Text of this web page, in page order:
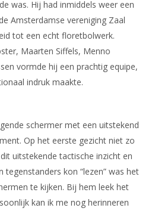
was. Hij had inmiddels weer een
Amsterdamse vereniging Zaal
tot een echt floretbolwerk.
Maarten Siffels, Menno
vormde hij een prachtig equipe,
indruk maakte.
schermer met een uitstekend
Op het eerste gezicht niet zo
uitstekende tactische inzicht en
tegenstanders kon “lezen” was het
te kijken. Bij hem leek het
kan ik me nog herinneren